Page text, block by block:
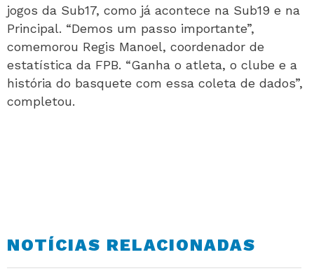
jogos da Sub17, como já acontece na Sub19 e na
Principal. “Demos um passo importante”,
comemorou Regis Manoel, coordenador de
estatística da FPB. “Ganha o atleta, o clube e a
história do basquete com essa coleta de dados”,
completou.
NOTÍCIAS RELACIONADAS